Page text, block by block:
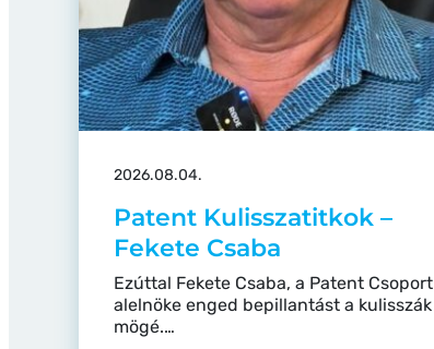
2026.08.04.
Patent Kulisszatitkok –
Fekete Csaba
Ezúttal Fekete Csaba, a Patent Csoport
alelnöke enged bepillantást a kulisszák
mögé.…